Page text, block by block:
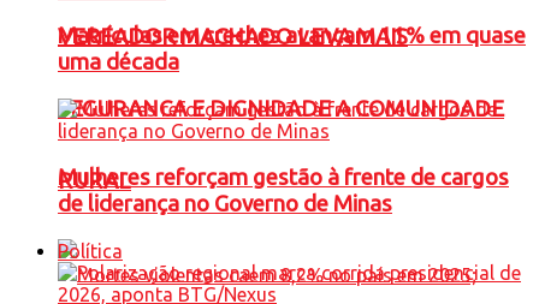
VEREADOR MACHADO LEVA MAIS
SEGURANCA E DIGNIDADE A COMUNIDADE
RURAL
Matrículas em creches avançam 11% em quase
uma década
Mulheres reforçam gestão à frente de cargos
de liderança no Governo de Minas
Política